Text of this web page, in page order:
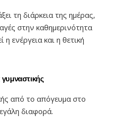
τη διάρκεια της ημέρας,
στην καθημερινότητα
ενέργεια και η θετική
από το απόγευμα στο
διαφορά.